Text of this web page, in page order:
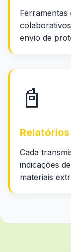
envio de
📓
Cada
indicações
materiais